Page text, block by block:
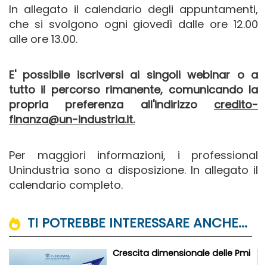
In allegato il calendario degli appuntamenti,
che si svolgono ogni giovedì dalle ore 12.00
alle ore 13.00.
E' possibile iscriversi ai singoli webinar o a
tutto il percorso rimanente, comunicando la
propria preferenza all'indirizzo credito-
finanza@un-industria.it.
Per maggiori informazioni, i professional
Unindustria sono a disposizione. In allegato il
calendario completo.
TI POTREBBE INTERESSARE ANCHE...
Crescita dimensionale delle Pmi